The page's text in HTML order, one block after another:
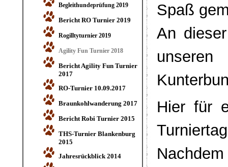
Begleithundeprüfung 2019
Bericht RO Turnier 2019
Rogilltyturnier 2019
Agility Fun Turnier 2018
Bericht Agility Fun Turnier
2017
RO-Turnier 10.09.2017
Braunkohlwanderung 2017
Bericht Robi Turnier 2015
THS-Turnier Blankenburg
2015
Jahresrückblick 2014
Spaß
An
unseren
Hier für